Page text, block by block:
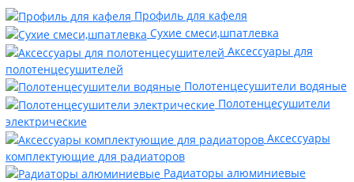
Профиль для кафеля
Сухие смеси,шпатлевка
Аксессуары для
полотенцесушителей
Полотенцесушители водяные
Полотенцесушители
электрические
Аксессуары
комплектующие для радиаторов
Радиаторы алюминиевые